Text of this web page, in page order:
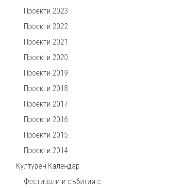
Проекти 2023
Проекти 2022
Проекти 2021
Проекти 2020
Проекти 2019
Проекти 2018
Проекти 2017
Проекти 2016
Проекти 2015
Проекти 2014
Културен Календар
Фестивали и събития с